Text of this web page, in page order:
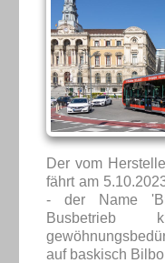
Der vom
fährt am
- der Name
Busbetrieb
auf baskisch